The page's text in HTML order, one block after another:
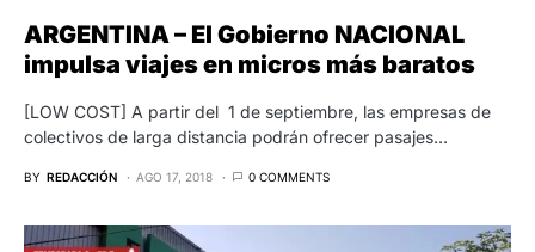
ARGENTINA – El Gobierno NACIONAL
impulsa viajes en micros más baratos
[LOW COST] A partir del 1 de septiembre, las empresas de
colectivos de larga distancia podrán ofrecer pasajes…
BY REDACCIÓN AGO 17, 2018 0 COMMENTS